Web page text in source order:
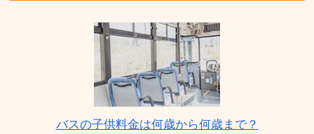
バスの子供料金は何歳から何歳まで？